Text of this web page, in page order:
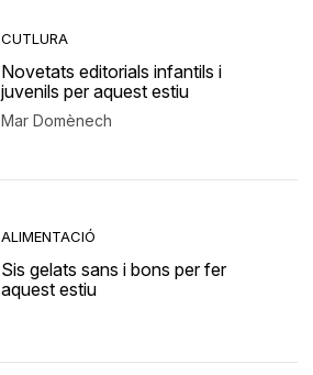
CUTLURA
Novetats editorials infantils i
juvenils per aquest estiu
Mar Domènech
ALIMENTACIÓ
Sis gelats sans i bons per fer
aquest estiu